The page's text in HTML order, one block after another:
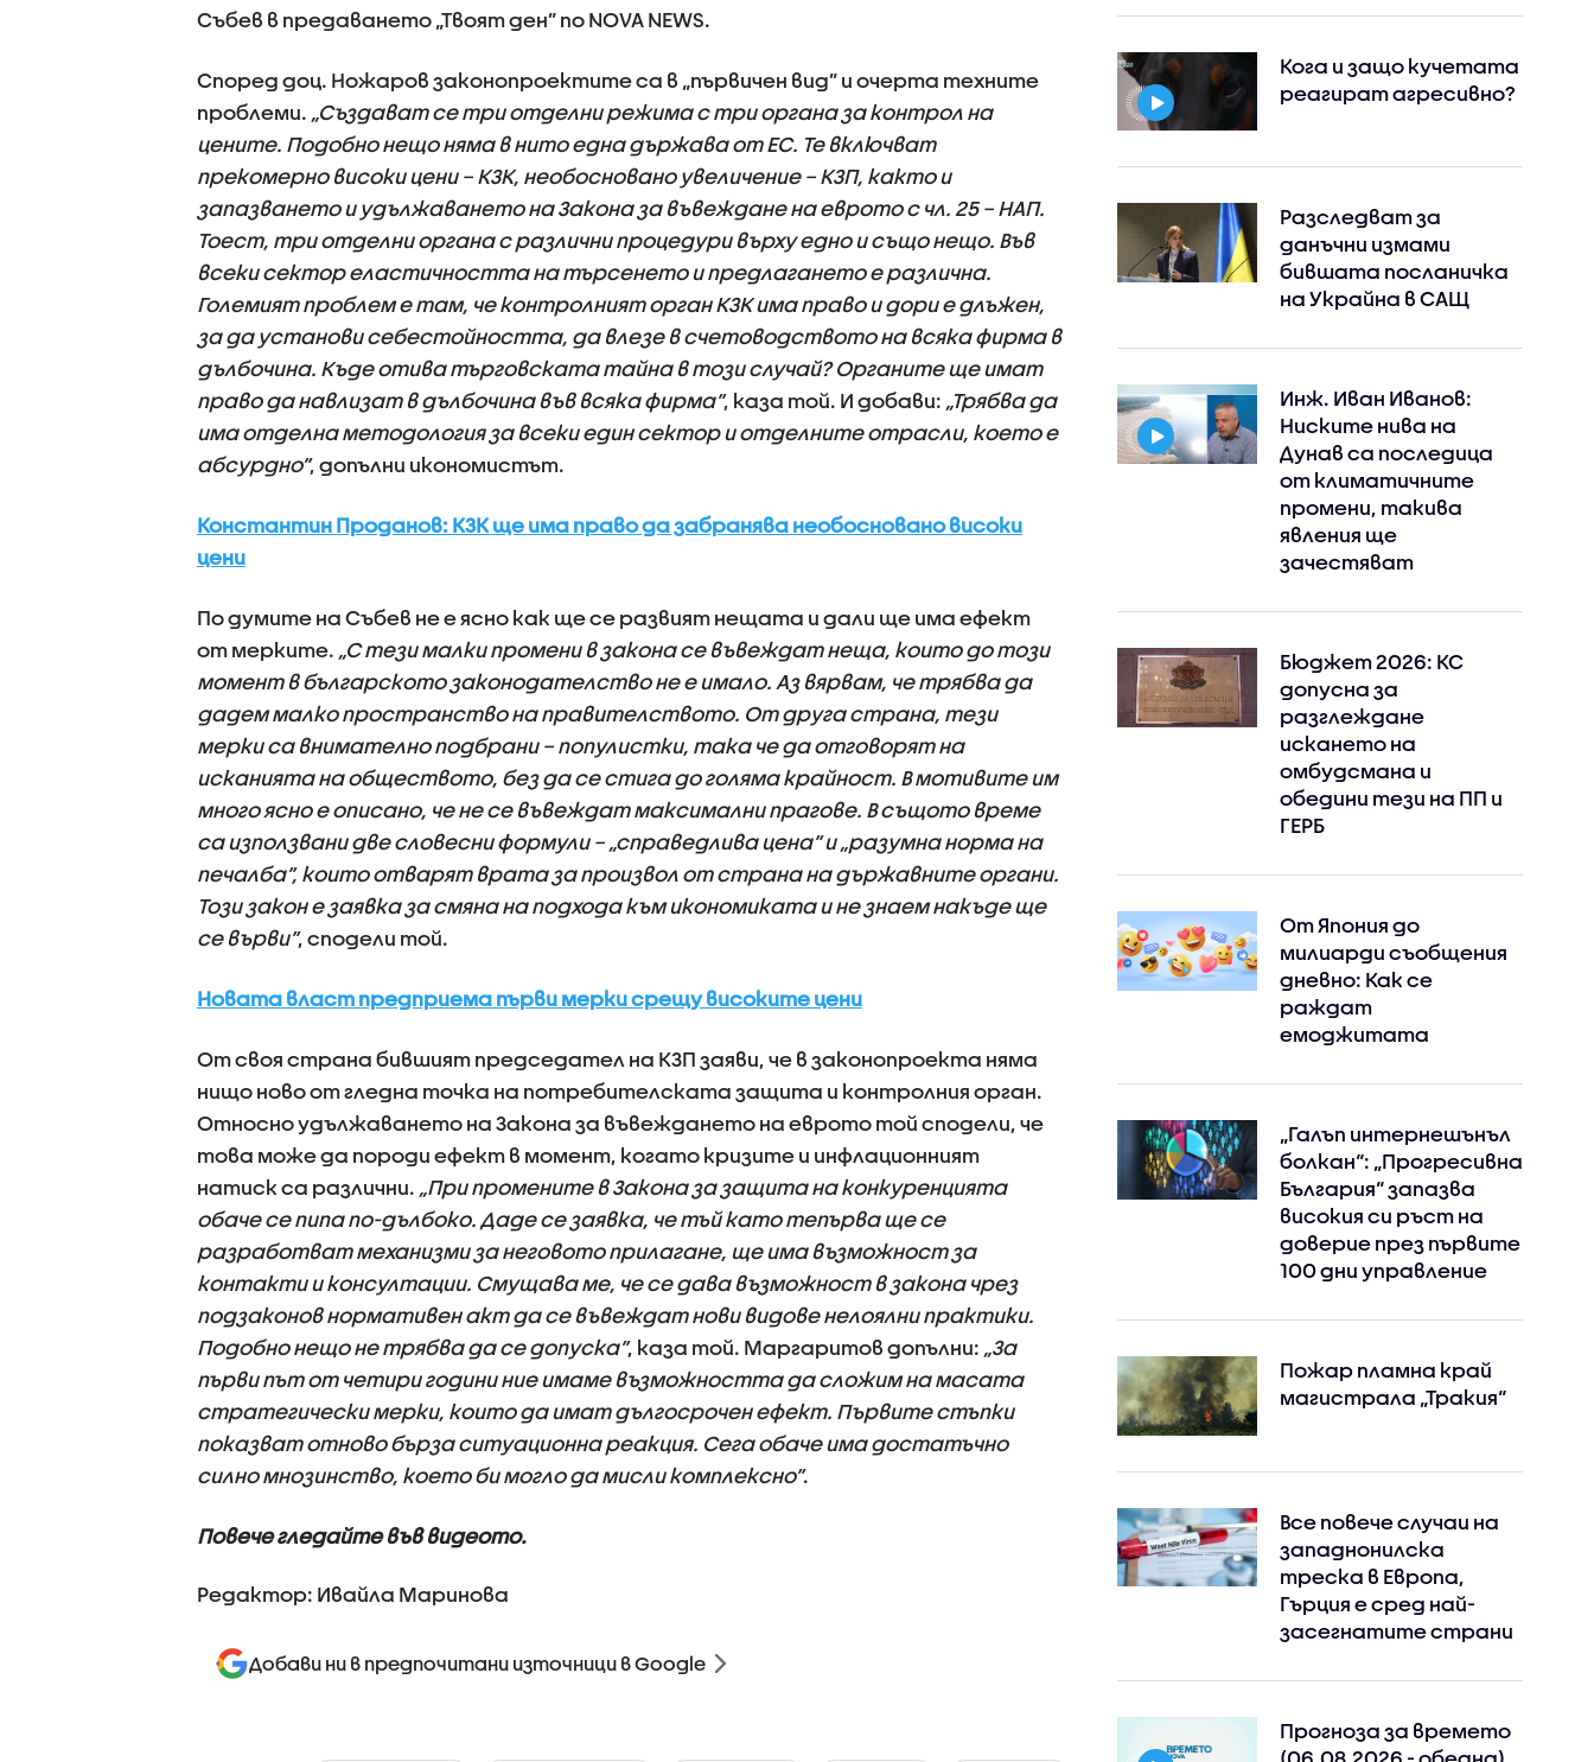
Събев в предаването „Твоят ден” по NOVA NEWS.
Според доц. Ножаров законопроектите са в „първичен вид” и очерта техните
проблеми. „Създават се три отделни режима с три органа за контрол на
цените. Подобно нещо няма в нито една държава от ЕС. Те включват
прекомерно високи цени – КЗК, необосновано увеличение – КЗП, както и
запазването и удължаването на Закона за въвеждане на еврото с чл. 25 – НАП.
Тоест, три отделни органа с различни процедури върху едно и също нещо. Във
всеки сектор еластичността на търсенето и предлагането е различна.
Големият проблем е там, че контролният орган КЗК има право и дори е длъжен,
за да установи себестойността, да влезе в счетоводството на всяка фирма в
дълбочина. Къде отива търговската тайна в този случай? Органите ще имат
право да навлизат в дълбочина във всяка фирма”, каза той. И добави: „Трябва да
има отделна методология за всеки един сектор и отделните отрасли, което е
абсурдно”, допълни икономистът.
Константин Проданов: КЗК ще има право да забранява необосновано високи
цени
По думите на Събев не е ясно как ще се развият нещата и дали ще има ефект
от мерките. „С тези малки промени в закона се въвеждат неща, които до този
момент в българското законодателство не е имало. Аз вярвам, че трябва да
дадем малко пространство на правителството. От друга страна, тези
мерки са внимателно подбрани – популистки, така че да отговорят на
исканията на обществото, без да се стига до голяма крайност. В мотивите им
много ясно е описано, че не се въвеждат максимални прагове. В същото време
са използвани две словесни формули – „справедлива цена” и „разумна норма на
печалба”, които отварят врата за произвол от страна на държавните органи.
Този закон е заявка за смяна на подхода към икономиката и не знаем накъде ще
се върви”, сподели той.
Новата власт предприема първи мерки срещу високите цени
От своя страна бившият председател на КЗП заяви, че в законопроекта няма
нищо ново от гледна точка на потребителската защита и контролния орган.
Относно удължаването на Закона за въвеждането на еврото той сподели, че
това може да породи ефект в момент, когато кризите и инфлационният
натиск са различни. „При промените в Закона за защита на конкуренцията
обаче се пипа по-дълбоко. Даде се заявка, че тъй като тепърва ще се
разработват механизми за неговото прилагане, ще има възможност за
контакти и консултации. Смущава ме, че се дава възможност в закона чрез
подзаконов нормативен акт да се въвеждат нови видове нелоялни практики.
Подобно нещо не трябва да се допуска”, каза той. Маргаритов допълни: „За
първи път от четири години ние имаме възможността да сложим на масата
стратегически мерки, които да имат дългосрочен ефект. Първите стъпки
показват отново бърза ситуационна реакция. Сега обаче има достатъчно
силно мнозинство, което би могло да мисли комплексно”.
Повече гледайте във видеото.
Редактор: Ивайла Маринова
Добави ни в предпочитани източници в Google
Кога и защо кучетата
реагират агресивно?
Разследват за
данъчни измами
бившата посланичка
на Украйна в САЩ
Инж. Иван Иванов:
Ниските нива на
Дунав са последица
от климатичните
промени, такива
явления ще
зачестяват
Бюджет 2026: КС
допусна за
разглеждане
искането на
омбудсмана и
обедини тези на ПП и
ГЕРБ
От Япония до
милиарди съобщения
дневно: Как се
раждат
емоджитата
„Галъп интернешънъл
болкан“: „Прогресивна
България“ запазва
високия си ръст на
доверие през първите
100 дни управление
Пожар пламна край
магистрала „Тракия“
Все повече случаи на
западнонилска
треска в Европа,
Гърция е сред най-
засегнатите страни
Прогноза за времето
(06.08.2026 - обедна)